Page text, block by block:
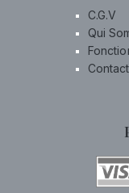
C.G.V
Qui
Contact